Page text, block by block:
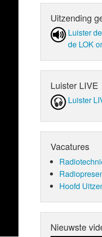
Uitzending
Luister
de LOK
Luister LIVE
Luister
Vacatures
Hoofd
Nieuwste